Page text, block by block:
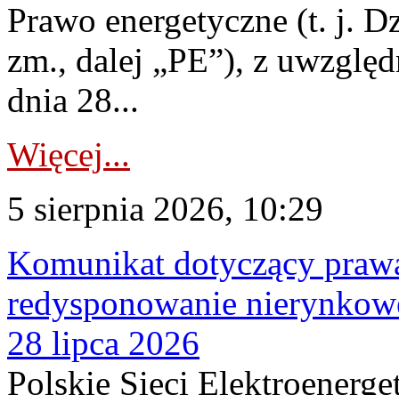
Prawo energetyczne (t. j.
zm., dalej „PE”), z
dnia 28...
Więcej...
5 sierpnia 2026, 10:29
Komunikat dotyczący
redysponowanie
28 lipca 2026
Polskie Sieci